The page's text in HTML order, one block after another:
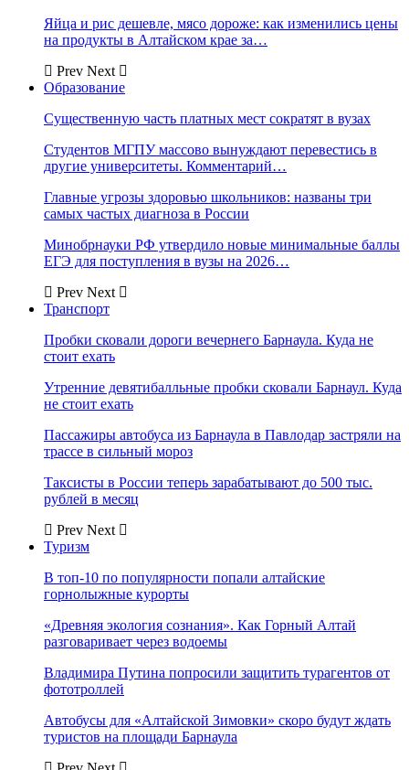
Яйца и рис дешевле, мясо дороже: как изменились цены
на продукты в Алтайском крае за…
Prev Next
Образование
Существенную часть платных мест сократят в вузах
Студентов МГПУ массово вынуждают перевестись в
другие университеты. Комментарий…
Главные угрозы здоровью школьников: названы три
самых частых диагноза в России
Минобрнауки РФ утвердило новые минимальные баллы
ЕГЭ для поступления в вузы на 2026…
Prev Next
Транспорт
Пробки сковали дороги вечернего Барнаула. Куда не
стоит ехать
Утренние девятибалльные пробки сковали Барнаул. Куда
не стоит ехать
Пассажиры автобуса из Барнаула в Павлодар застряли на
трассе в сильный мороз
Таксисты в России теперь зарабатывают до 500 тыс.
рублей в месяц
Prev Next
Туризм
В топ-10 по популярности попали алтайские
горнолыжные курорты
«Древняя экология сознания». Как Горный Алтай
разговаривает через водоемы
Владимира Путина попросили защитить турагентов от
фототроллей
Автобусы для «Алтайской Зимовки» скоро будут ждать
туристов на площади Барнаула